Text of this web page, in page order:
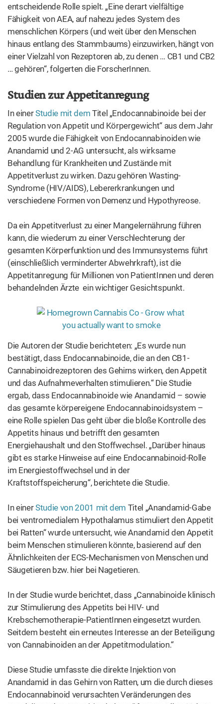
entscheidende Rolle spielt. „Eine derart vielfältige
Fähigkeit von AEA, auf nahezu jedes System des
menschlichen Körpers (und weit über den Menschen
hinaus entlang des Stammbaums) einzuwirken, hängt von
einer Vielzahl von Rezeptoren ab, zu denen … CB1 und CB2
… gehören“, folgerten die ForscherInnen.
Studien zur Appetitanregung
In einerStudie mit dem Titel „Endocannabinoide bei der
Regulation von Appetit und Körpergewicht“ aus dem Jahr
2005 wurde die Fähigkeit von Endocannabinoiden wie
Anandamid und 2-AG untersucht, als wirksame
Behandlung für Krankheiten und Zustände mit
Appetitverlust zu wirken. Dazu gehören Wasting-
Syndrome (HIV/AIDS), Lebererkrankungen und
verschiedene Formen von Demenz und Hypothyreose.
Da ein Appetitverlust zu einer Mangelernährung führen
kann, die wiederum zu einer Verschlechterung der
gesamten Körperfunktion und des Immunsystems führt
(einschließlich verminderter Abwehrkraft), ist die
Appetitanregung für Millionen von PatientInnen und deren
behandelnden Ärzte ein wichtiger Gesichtspunkt.
Die Autoren der Studie berichteten: „Es wurde nun
bestätigt, dass Endocannabinoide, die an den CB1-
Cannabinoidrezeptoren des Gehirns wirken, den Appetit
und das Aufnahmeverhalten stimulieren.“ Die Studie
ergab, dass Endocannabinoide wie Anandamid – sowie
das gesamte körpereigene Endocannabinoidsystem –
eine Rolle spielen Das geht über die bloße Kontrolle des
Appetits hinaus und betrifft den gesamten
Energiehaushalt und den Stoffwechsel. „Darüber hinaus
gibt es starke Hinweise auf eine Endocannabinoid-Rolle
im Energiestoffwechsel und in der
Kraftstoffspeicherung“, berichtete die Studie.
In einerStudie von 2001 mit dem Titel „Anandamid-Gabe
bei ventromedialem Hypothalamus stimuliert den Appetit
bei Ratten“ wurde untersucht, wie Anandamid den Appetit
beim Menschen stimulieren könnte, basierend auf den
Ähnlichkeiten der ECS-Mechanismen von Menschen und
Säugetieren bzw. hier bei Nagetieren.
In der Studie wurde berichtet, dass „Cannabinoide klinisch
zur Stimulierung des Appetits bei HIV- und
Krebschemotherapie-PatientInnen eingesetzt wurden.
Seitdem besteht ein erneutes Interesse an der Beteiligung
von Cannabinoiden an der Appetitmodulation.“
Diese Studie umfasste die direkte Injektion von
Anandamid in das Gehirn von Ratten, um die durch dieses
Endocannabinoid verursachten Veränderungen des